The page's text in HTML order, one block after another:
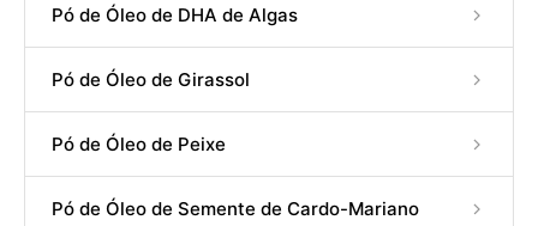
Pó de Óleo de DHA de Algas
Pó de Óleo de Girassol
Pó de Óleo de Peixe
Pó de Óleo de Semente de Cardo-Mariano